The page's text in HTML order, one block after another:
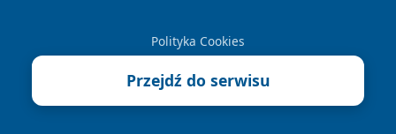
bilety, zajęcia
Polityka Cookies
Przejdź do serwisu